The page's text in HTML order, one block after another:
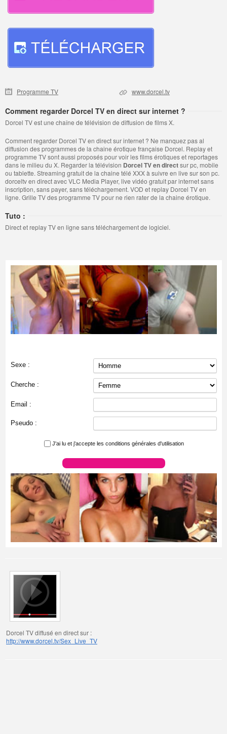
Programme TV www.dorcel.tv
Comment regarder Dorcel TV en direct sur internet ?
Dorcel TV est une chaîne de télévision de diffusion de films X.
Comment regarder Dorcel TV en direct sur internet ? Ne manquez pas al
diffusion des programmes de la chaine érotique française Dorcel. Replay et
programme TV sont aussi proposés pour voir les films érotiques et reportages
dans le milieu du X. Regarder la télévision Dorcel TV en directsur pc, mobile
ou tablette. Streaming gratuit de la chaine télé XXX à suivre en live sur son pc.
dorceltv en direct avec VLC Media Player, live vidéo gratuit par internet sans
inscription, sans payer, sans téléchargement. VOD et replay Dorcel TV en
ligne. Grille TV des programme TV pour ne rien rater de la chaine érotique.
Tuto :
Direct et replay TV en ligne sans téléchargement de logiciel.
Dorcel TV diffusé en direct sur :
http://www.dorcel.tv/Sex_Live_TV